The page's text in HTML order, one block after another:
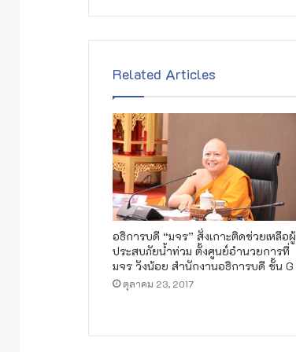
Related Articles
อธิการบดี “มจร” สั่งเกาะติดช่วยเหลือผู้
ประสบภัยน้ำท่วม ตั้งศูนย์อำนวยการที่
มจร วังน้อย สำนักงานอธิการบดี ชั้น G
ตุลาคม 23, 2017